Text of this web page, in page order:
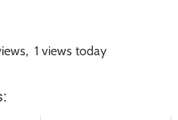
1 views today